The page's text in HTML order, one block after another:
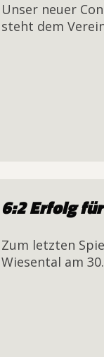
Unser neuer
steht dem
6:2 Erfolg
Zum letzten
Wiesental am